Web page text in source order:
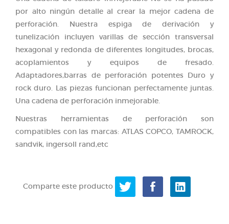
por alto ningún detalle al crear la mejor cadena de
perforación. Nuestra espiga de derivación y
tunelización incluyen varillas de sección transversal
hexagonal y redonda de diferentes longitudes, brocas,
acoplamientos y equipos de fresado.
Adaptadores,barras de perforación potentes Duro y
rock duro. Las piezas funcionan perfectamente juntas.
Una cadena de perforación inmejorable.
Nuestras herramientas de perforación son
compatibles con las marcas: ATLAS COPCO, TAMROCK,
sandvik, ingersoll rand,etc
Comparte este producto